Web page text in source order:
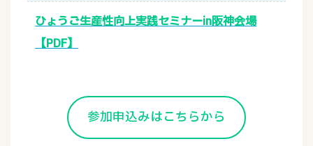
ひょうご生産性向上実践セミナーin阪神会場
【PDF】
参加申込みはこちらから